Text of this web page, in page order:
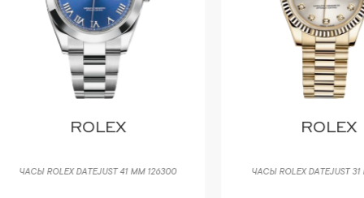
ROLEX
ROLEX DATEJUST 41 ММ 126300
ROLEX
ЧАСЫ ROLEX DATEJUST 31 ММ